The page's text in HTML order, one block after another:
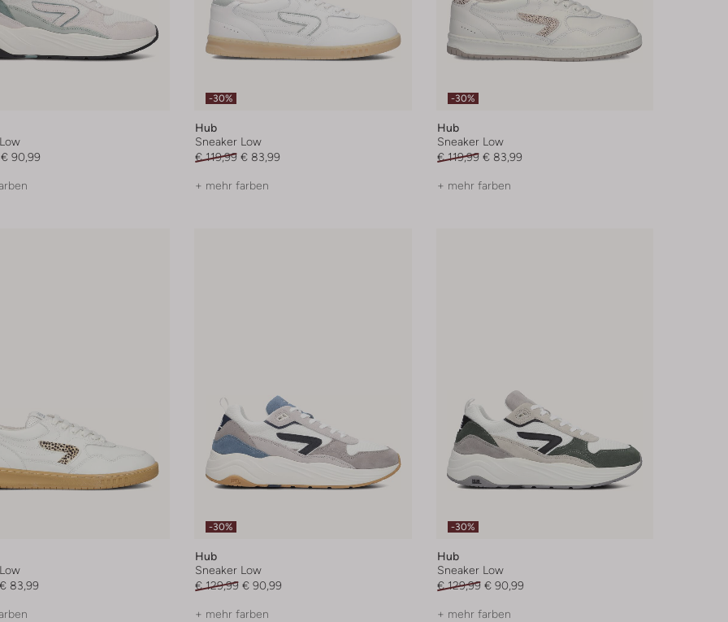
€ 90,99
-30%
Hub
Sneaker Low
€ 119,99 € 83,99
+ mehr farben
-30%
Hub
Sneaker Low
€ 119,99 € 83,99
+ mehr farben
€ 83,99
-30%
Hub
Sneaker Low
€ 129,99 € 90,99
+ mehr farben
-30%
Hub
Sneaker Low
€ 129,99 € 90,99
+ mehr farben